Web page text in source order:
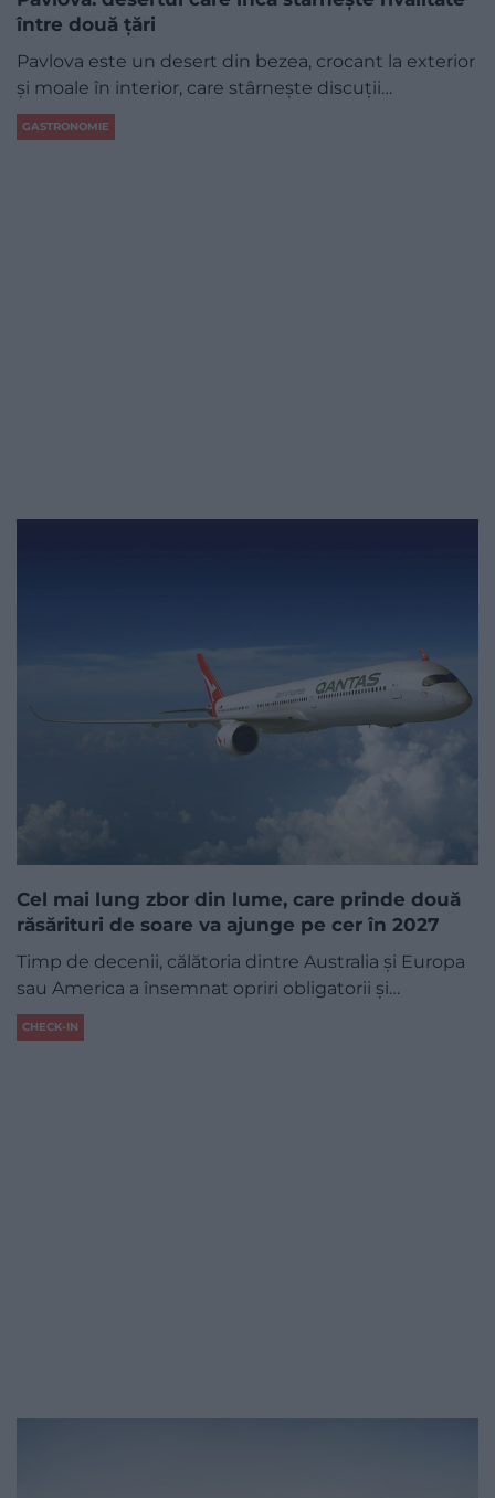
între două țări
Pavlova este un desert din bezea, crocant la exterior
și moale în interior, care stârnește discuții…
GASTRONOMIE
Cel mai lung zbor din lume, care prinde două
răsărituri de soare va ajunge pe cer în 2027
Timp de decenii, călătoria dintre Australia și Europa
sau America a însemnat opriri obligatorii și…
CHECK-IN